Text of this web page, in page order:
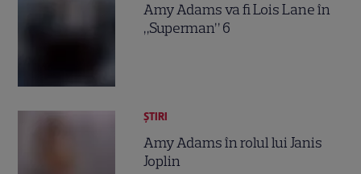
Amy Adams va fi Lois Lane în
„Superman” 6
ȘTIRI
Amy Adams în rolul lui Janis
Joplin